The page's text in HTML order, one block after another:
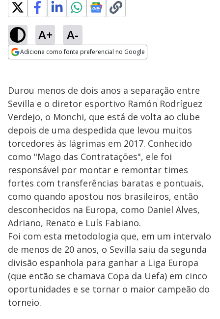
A+ A-
Adicione como fonte preferencial no Google
Durou menos de dois anos a separação entre
Sevilla e o diretor esportivo Ramón Rodríguez
Verdejo, o Monchi, que está de volta ao clube
depois de uma despedida que levou muitos
torcedores às lágrimas em 2017. Conhecido
como "Mago das Contratações", ele foi
responsável por montar e remontar times
fortes com transferências baratas e pontuais,
como quando apostou nos brasileiros, então
desconhecidos na Europa, como Daniel Alves,
Adriano, Renato e Luís Fabiano.
Foi com esta metodologia que, em um intervalo
de menos de 20 anos, o Sevilla saiu da segunda
divisão espanhola para ganhar a Liga Europa
(que então se chamava Copa da Uefa) em cinco
oportunidades e se tornar o maior campeão do
torneio.